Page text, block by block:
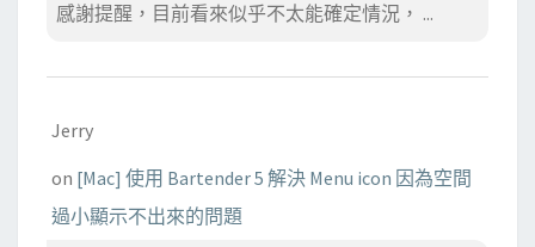
感謝提醒，目前看來似乎不太能確定情況， ...
Jerry
on [Mac] 使用 Bartender 5 解決 Menu icon 因為空間
過小顯示不出來的問題